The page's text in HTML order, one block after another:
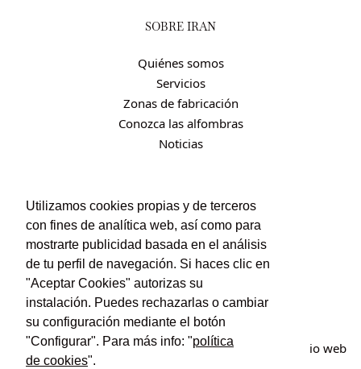
SOBRE IRÁN
Quiénes somos
Servicios
Zonas de fabricación
Conozca las alfombras
Noticias
Contacto
Política de privacidad
Política de cookies
Condiciones de uso y contratación
© Irán Alfombras. Todos los derechos reservados. Sitio web
Utilizamos cookies propias y de terceros
con fines de analítica web, así como para
mostrarte publicidad basada en el análisis
de tu perfil de navegación. Si haces clic en
"Aceptar Cookies" autorizas su
instalación. Puedes rechazarlas o cambiar
su configuración mediante el botón
"Configurar". Para más info: "política
de cookies".